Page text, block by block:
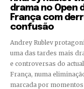
drama no Open
França com
confusão
Andrey Rublev
uma das tardes mais
e controversas do
França, numa
marcada por momentos